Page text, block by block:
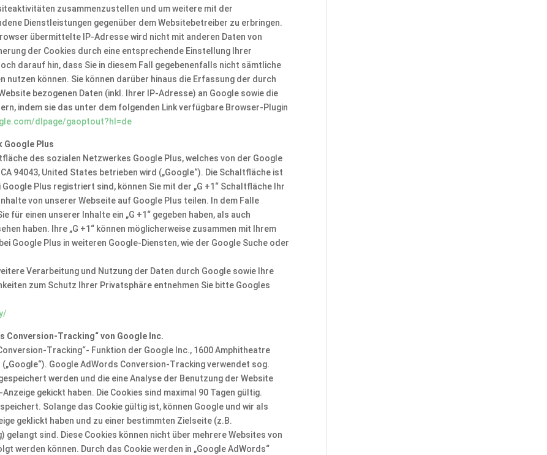
zusammenzustellen und um weitere mit der
Dienstleistungen gegenüber dem Websitebetreiber zu erbringen.
übermittelte IP-Adresse wird nicht mit anderen Daten von
der Cookies durch eine entsprechende Einstellung Ihrer
darauf hin, dass Sie in diesem Fall gegebenenfalls nicht sämtliche
nutzen können. Sie können darüber hinaus die Erfassung der durch
bezogenen Daten (inkl. Ihrer IP-Adresse) an Google sowie die
indem sie das unter dem folgenden Link verfügbare Browser-Plugin
dlpage/gaoptout?hl=de
Google Plus
des sozialen Netzwerkes Google Plus, welches von der Google
94043, United States betrieben wird („Google“). Die Schaltfläche ist
Google Plus registriert sind, können Sie mit der „G +1“ Schaltfläche Ihr
von unserer Webseite auf Google Plus teilen. In dem Falle
einen unserer Inhalte ein „G +1“ gegeben haben, als auch
haben. Ihre „G +1“ können möglicherweise zusammen mit Ihrem
Google Plus in weiteren Google-Diensten, wie der Google Suche oder
Verarbeitung und Nutzung der Daten durch Google sowie Ihre
zum Schutz Ihrer Privatsphäre entnehmen Sie bitte Googles
Conversion-Tracking“ von Google Inc.
Tracking“- Funktion der Google Inc., 1600 Amphitheatre
(„Google“). Google AdWords Conversion-Tracking verwendet sog.
werden und die eine Analyse der Benutzung der Website
gekickt haben. Die Cookies sind maximal 90 Tagen gültig.
Solange das Cookie gültig ist, können Google und wir als
geklickt haben und zu einer bestimmten Zielseite (z.B.
sind. Diese Cookies können nicht über mehrere Websites von
werden können. Durch das Cookie werden in „Google AdWords“